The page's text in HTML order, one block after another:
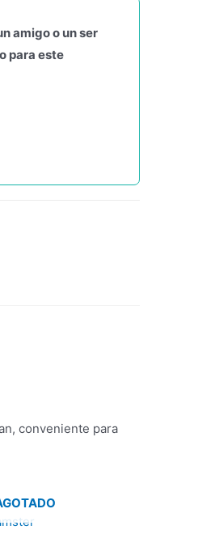
amigo o un ser
para este
conveniente para